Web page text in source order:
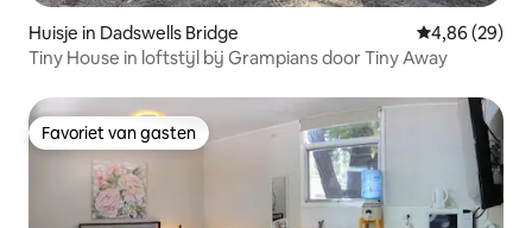
Huisje in Dadswells Bridge Gemiddelde
4,86 (29)
Tiny House in loftstijl bij Grampians door Tiny Away
Favoriet van gasten
Favoriet van gasten